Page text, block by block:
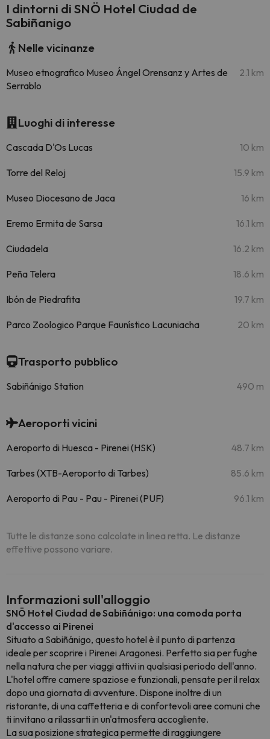
I dintorni di SNÖ Hotel Ciudad de
Sabiñanigo
Nelle vicinanze
Museo etnografico Museo Ángel Orensanz y Artes de
Serrablo
2.1 km
Luoghi di interesse
Cascada D'Os Lucas 10 km
Torre del Reloj 15.9 km
Museo Diocesano de Jaca 16 km
Eremo Ermita de Sarsa 16.1 km
Ciudadela 16.2 km
Peña Telera 18.6 km
Ibón de Piedrafita 19.7 km
Parco Zoologico Parque Faunístico Lacuniacha 20 km
Trasporto pubblico
Sabiñánigo Station 490 m
Aeroporti vicini
Aeroporto di Huesca - Pirenei (HSK) 48.7 km
Tarbes (XTB-Aeroporto di Tarbes) 85.6 km
Aeroporto di Pau - Pau - Pirenei (PUF) 96.1 km
Tutte le distanze sono calcolate in linea retta. Le distanze
effettive possono variare.
Informazioni sull'alloggio
SNÖ Hotel Ciudad de Sabiñánigo: una comoda porta
d'accesso ai Pirenei
Situato a Sabiñánigo, questo hotel è il punto di partenza
ideale per scoprire i Pirenei Aragonesi. Perfetto sia per fughe
nella natura che per viaggi attivi in qualsiasi periodo dell'anno.
L'hotel offre camere spaziose e funzionali, pensate per il relax
dopo una giornata di avventure. Dispone inoltre di un
ristorante, di una caffetteria e di confortevoli aree comuni che
ti invitano a rilassarti in un'atmosfera accogliente.
La sua posizione strategica permette di raggiungere